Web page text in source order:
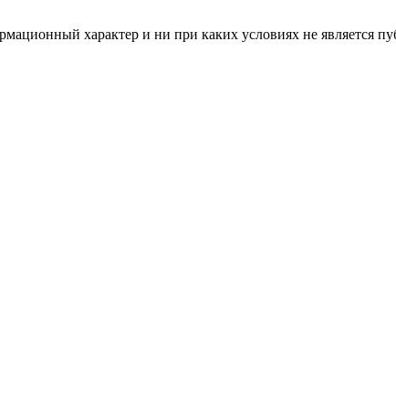
характер и ни при каких условиях не является